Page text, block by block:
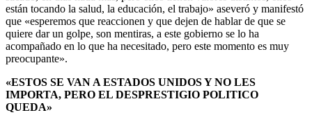
están tocando la salud, la educación, el trabajo» aseveró y manifestó
que «esperemos que reaccionen y que dejen de hablar de que se
quiere dar un golpe, son mentiras, a este gobierno se lo ha
acompañado en lo que ha necesitado, pero este momento es muy
preocupante».
«ESTOS SE VAN A ESTADOS UNIDOS Y NO LES
IMPORTA, PERO EL DESPRESTIGIO POLITICO
QUEDA»